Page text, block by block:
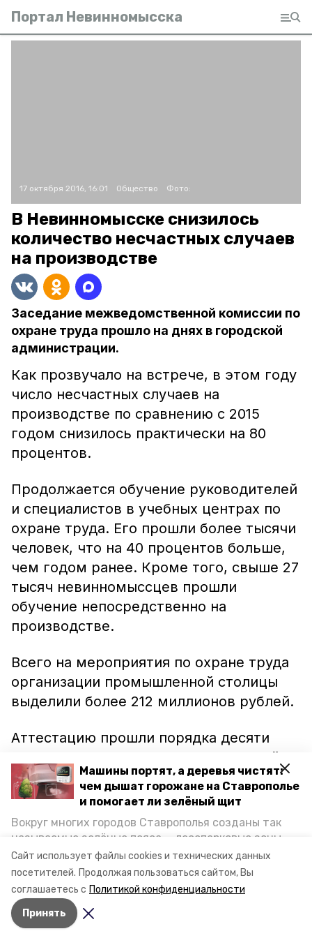
Сайт использует файлы cookies и технических данных
посетителей. Продолжая пользоваться сайтом, Вы
соглашаетесь с Политикой конфиденциальности
Принять
Машины портят, а деревья чистят:
чем дышат горожане на Ставрополье
и помогает ли зелёный щит
Вокруг многих городов Ставрополья созданы так
называемые зелёные пояса — лесопарковые зоны,
снижающие негативное воздействие выхлопных
газов на атмосферу. Справляются ли они с
постоянно растущим потоком автотранспорта и
каким воздухом дышат жители края, узнала
корреспондент «Победы26».
Портал Невинномысска
17 октября 2016, 16:01 Общество Фото:
В Невинномысске снизилось
количество несчастных случаев
на производстве
Заседание межведомственной комиссии по
охране труда прошло на днях в городской
администрации.
Как прозвучало на встрече, в этом году
число несчастных случаев на
производстве по сравнению с 2015
годом снизилось практически на 80
процентов.
Продолжается обучение руководителей
и специалистов в учебных центрах по
охране труда. Его прошли более тысячи
человек, что на 40 процентов больше,
чем годом ранее. Кроме того, свыше 27
тысяч невинномыссцев прошли
обучение непосредственно на
производстве.
Всего на мероприятия по охране труда
организации промышленной столицы
выделили более 212 миллионов рублей.
Аттестацию прошли порядка десяти
тысяч рабочих мест 207 предприятий,
компаний, муниципальных и
государственных учреждений.
Ранее в Невинномысскеиз-за
несоблюдения правил охраны труда
погиб работник.
Авторы: Наталья Саенко